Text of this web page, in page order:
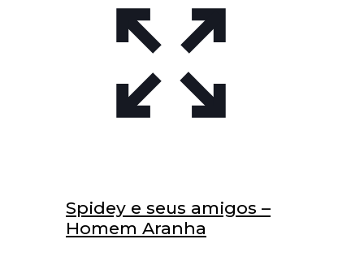
Spidey e seus amigos –
Homem Aranha